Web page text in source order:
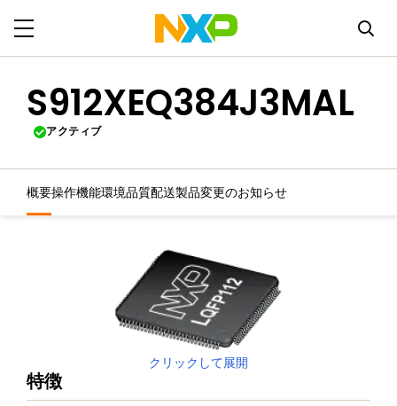
S912XEQ384J3MAL
アクティブ
概要操作機能環境品質配送製品変更のお知らせ
クリックして展開
特徴